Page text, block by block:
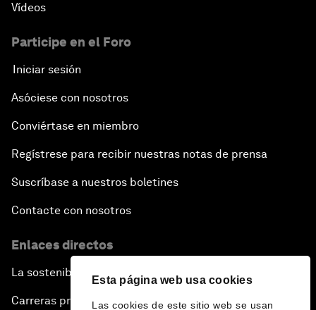
Esta página web usa cookies
Las cookies de este sitio web se usan
Vídeos
Participe en el Foro
Iniciar sesión
Asóciese con nosotros
Conviértase en miembro
Regístrese para recibir nuestras notas de prensa
Suscríbase a nuestros boletines
Contacte con nosotros
Enlaces directos
La sostenibilidad en el Foro
Carreras profesionales